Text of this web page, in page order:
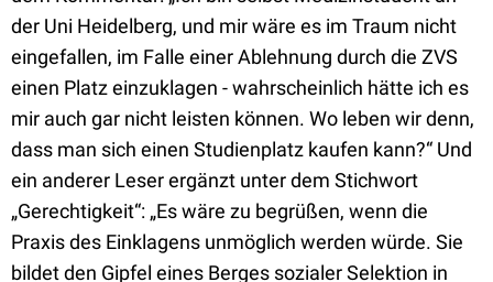
der Uni Heidelberg, und mir wäre es im Traum nicht
eingefallen, im Falle einer Ablehnung durch die ZVS
einen Platz einzuklagen - wahrscheinlich hätte ich es
mir auch gar nicht leisten können. Wo leben wir denn,
dass man sich einen Studienplatz kaufen kann?“ Und
ein anderer Leser ergänzt unter dem Stichwort
„Gerechtigkeit“: „Es wäre zu begrüßen, wenn die
Praxis des Einklagens unmöglich werden würde. Sie
bildet den Gipfel eines Berges sozialer Selektion in